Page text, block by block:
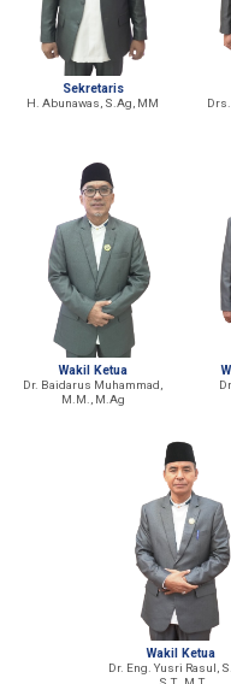
Sekretaris
H. Abunawas, S.Ag, MM
Wakil Ketua
Dr. Baidarus Muhammad,
M.M., M.Ag
Wakil Ketua
Dr. Eng. Yusri Rasul,